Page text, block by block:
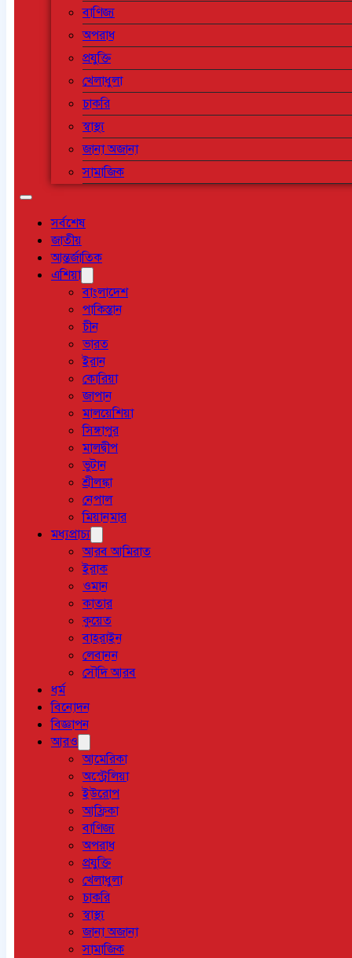
বাণিজ্য
অপরাধ
প্রযুক্তি
খেলাধুলা
চাকরি
স্বাস্থ্য
জানা অজানা
সামাজিক
সর্বশেষ
জাতীয়
আন্তর্জাতিক
এশিয়া
বাংলাদেশ
পাকিস্তান
চীন
ভারত
ইরান
কোরিয়া
জাপান
মালয়েশিয়া
সিঙ্গাপুর
মালদ্বীপ
ভুটান
শ্রীলঙ্কা
নেপাল
মিয়ানমার
মধ্যপ্রাচ্য
আরব আমিরাত
ইরাক
ওমান
কাতার
কুয়েত
বাহরাইন
লেবানন
সৌদি আরব
ধর্ম
বিনোদন
বিজ্ঞাপন
আরও
আমেরিকা
অস্ট্রেলিয়া
ইউরোপ
আফ্রিকা
বাণিজ্য
অপরাধ
প্রযুক্তি
খেলাধুলা
চাকরি
স্বাস্থ্য
জানা অজানা
সামাজিক